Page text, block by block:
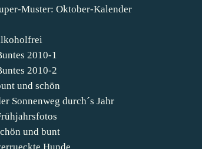
Muster: Oktober-Kalender
2010-1
2010-2
und schön
Sonnenweg durch´s Jahr
und bunt